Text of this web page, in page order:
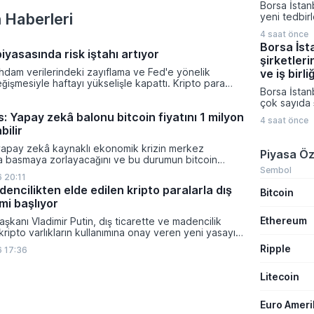
Haberleri
risk iştahı artıyor
verilerindeki zayıflama ve Fed'e yönelik
haftayı yükselişle kapattı. Kripto para
enflasyon rakamlarına ve küresel gelişmelere
Yapay zekâ balonu bitcoin fiyatını 1 milyon
zekâ kaynaklı ekonomik krizin merkez
basmaya zorlayacağını ve bu durumun bitcoin
dolara taşıyabileceğini öngörürken beyaz yakalı iş
kredi krizinin küresel likidite artışına yol
ve bitcoinin bu süreçte en hızlı tepki veren varlık
elde edilen kripto paralarla dış
başlıyor
Vladimir Putin, dış ticarette ve madencilik
varlıkların kullanımına onay veren yeni yasayı
bu düzenleme çerçevesinde madencilikten
paraların belirli şartlar altında dolaşımına ve menkul
17:36
Müslüman
saldırı
gerektiğini
Borsa
yeni
Platformu
açıklamada
Enerji ve
paylarına
Ağustos
girecek.
4 saat önce
Borsa
ve iş
Borsa
çok sayıda
farklı
birliklerini
Şirketlerin
veriler
üretim
4 saat önce
Piyasa
Sembol
Bitcoin
Ethereum
Ripple
Litecoin
Euro